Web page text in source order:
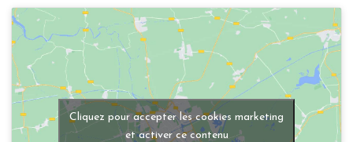
Cliquez pour accepter les cookies marketing
et activer ce contenu